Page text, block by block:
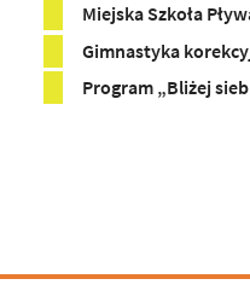
Miejska Szkoła
Gimnastyka
Program „Bliżej